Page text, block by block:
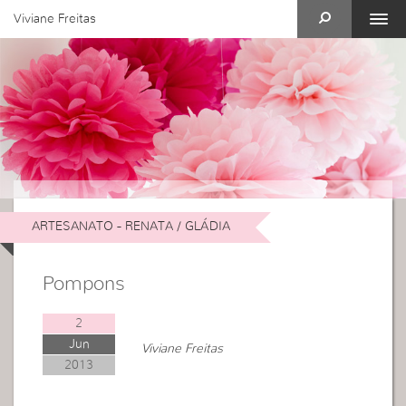
Viviane Freitas
ARTESANATO - RENATA / GLÁDIA
Pompons
2
Jun
2013
Viviane Freitas